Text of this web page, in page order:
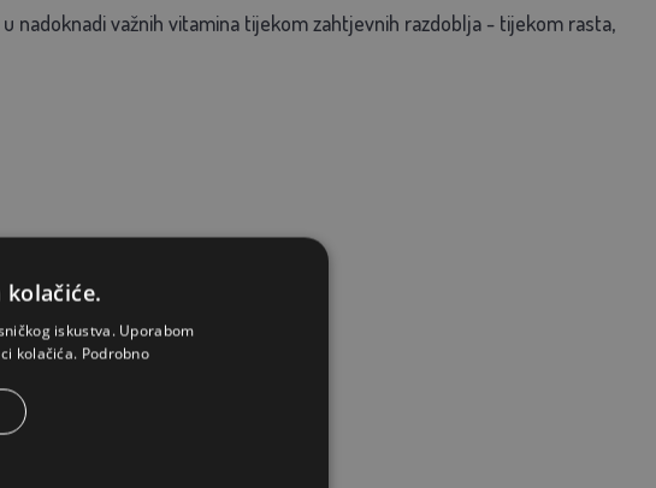
nadoknadi važnih vitamina tijekom zahtjevnih razdoblja - tijekom rasta,
iskustva. Uporabom
kolačića. Podrobno